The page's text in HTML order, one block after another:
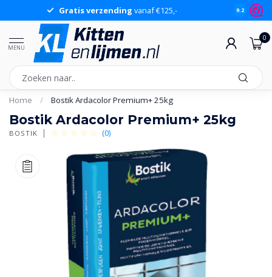
Gratis verzending vanaf €125,- 9.2
MENU
0
Home / Bostik Ardacolor Premium+ 25kg
Bostik Ardacolor Premium+ 25kg
BOSTIK (0)